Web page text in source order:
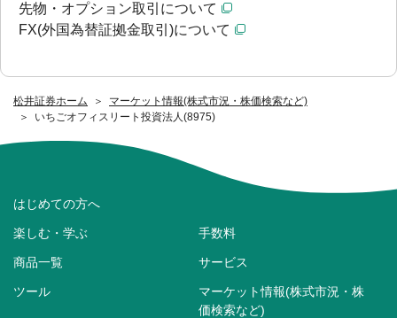
松井証券ホーム
マーケット情報(株式市況・株価検索など)
いちごオフィスリート投資法人(8975)
先物・オプション取引について
FX(外国為替証拠金取引)について
はじめての方へ
楽しむ・学ぶ 手数料
商品一覧 サービス
ツール
マーケット情報(株式市況・株
価検索など)